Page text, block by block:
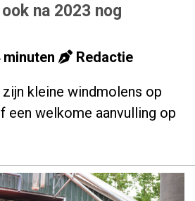
na 2023 nog
minuten Redactie
kleine windmolens op
een welkome aanvulling op